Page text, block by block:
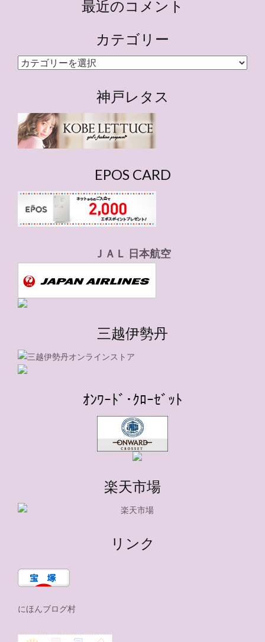
最近のコメント
カテゴリー
カ
ー
神戸レタス
EPOS CARD
ＪＡＬ 日本航空
三越伊勢丹
ｵﾝﾜｰﾄﾞ･ｸﾛｰｾﾞｯﾄ
楽天市場
リンク
にほんブログ村